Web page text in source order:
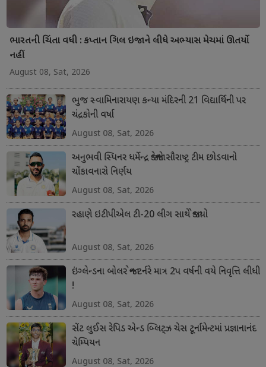
ભારતની ચિંતા વધી : કપ્તાન ગિલ ઇજાને લીધે અભ્યાસ મેચમાં ઊતર્યો
નહીં
August 08, Sat, 2026
ભુજ સ્વામિનારાયણ કન્યા મંદિરની 21 વિદ્યાર્થિની પર
ચંદ્રકોની વર્ષા
August 08, Sat, 2026
અનુભવી સ્પિનર ધર્મેન્દ્ર જાડેજાનો સૌરાષ્ટ્ર ટીમ છોડવાનો
ચોંકાવનારો નિર્ણય
August 08, Sat, 2026
રહાણે ઇટીપીએલ ટી-20 લીગ સાથે જોડાયો
August 08, Sat, 2026
ઇંગ્લેન્ડના બોલર જોન ટર્નરે માત્ર 2પ વર્ષની વયે નિવૃત્તિ લીધી
!
August 08, Sat, 2026
સેંટ લુઈસ રેપિડ એન્ડ બ્લિટ્ઝ ચેસ ટૂર્નામેન્ટમાં પ્રજ્ઞાનાનંદ
ચેમ્પિયન
August 08, Sat, 2026